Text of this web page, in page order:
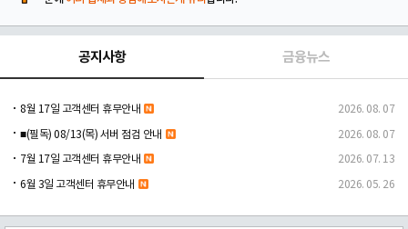
공지사항 금융뉴스
8월 17일 고객센터 휴무안내 2026. 08. 07
■(필독) 08/13(목) 서버 점검 안내 2026. 08. 07
7월 17일 고객센터 휴무안내 2026. 07. 13
6월 3일 고객센터 휴무안내 2026. 05. 26